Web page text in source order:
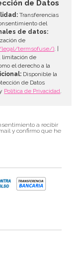
de Datos
Transferencias
del
de datos:
de
termsofuse/). |
limitación de
el derecho a la
Disponible la
de Datos
Política de Privacidad.
a recibir
y confirmo que he